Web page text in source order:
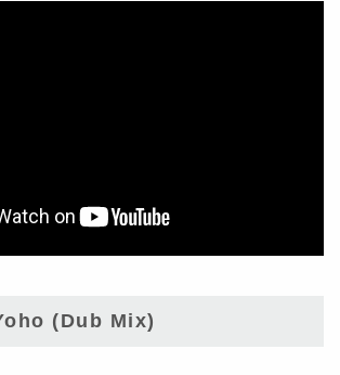
(Dub Mix)